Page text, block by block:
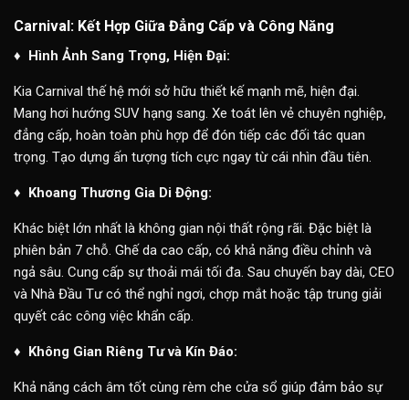
Carnival: Kết Hợp Giữa Đẳng Cấp và Công Năng
♦ Hình Ảnh Sang Trọng, Hiện Đại:
Kia Carnival thế hệ mới sở hữu thiết kế mạnh mẽ, hiện đại.
Mang hơi hướng SUV hạng sang. Xe toát lên vẻ chuyên nghiệp,
đẳng cấp, hoàn toàn phù hợp để đón tiếp các đối tác quan
trọng. Tạo dựng ấn tượng tích cực ngay từ cái nhìn đầu tiên.
♦ Khoang Thương Gia Di Động:
Khác biệt lớn nhất là không gian nội thất rộng rãi. Đặc biệt là
phiên bản 7 chỗ. Ghế da cao cấp, có khả năng điều chỉnh và
ngả sâu. Cung cấp sự thoải mái tối đa. Sau chuyến bay dài, CEO
và Nhà Đầu Tư có thể nghỉ ngơi, chợp mắt hoặc tập trung giải
quyết các công việc khẩn cấp.
♦ Không Gian Riêng Tư và Kín Đáo:
Khả năng cách âm tốt cùng rèm che cửa sổ giúp đảm bảo sự